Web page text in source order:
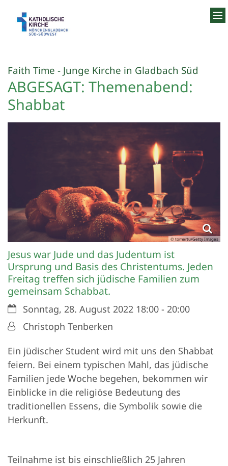
Faith Time - Junge Kirche in Gladbach Süd
ABGESAGT: Themenabend:
Shabbat
© tomertu/Getty Images
Jesus war Jude und das Judentum ist
Ursprung und Basis des Christentums. Jeden
Freitag treffen sich jüdische Familien zum
gemeinsam Schabbat.
Datum:Sonntag, 28. August 2022 18:00 - 20:00
Von:Christoph Tenberken
Ein jüdischer Student wird mit uns den Shabbat
feiern. Bei einem typischen Mahl, das jüdische
Familien jede Woche begehen, bekommen wir
Einblicke in die religiöse Bedeutung des
traditionellen Essens, die Symbolik sowie die
Herkunft.
Teilnahme ist bis einschließlich 25 Jahren